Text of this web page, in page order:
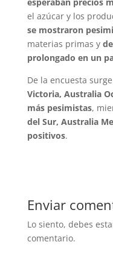
el azúcar y los
se mostraron
materias primas y
prolongado en un
De la encuesta
Victoria, Australia
más pesimistas,
del Sur, Australia
positivos.
Enviar
Lo siento, debes
comentario.